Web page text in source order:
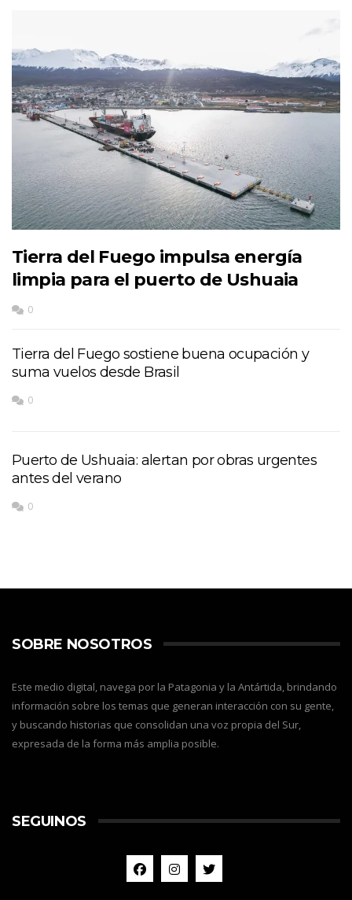
Tierra del Fuego impulsa energía
limpia para el puerto de Ushuaia
0
Tierra del Fuego sostiene buena ocupación y
suma vuelos desde Brasil
0
Puerto de Ushuaia: alertan por obras urgentes
antes del verano
0
SOBRE NOSOTROS
Este medio digital, navega por la Patagonia y la Antártida, brindando
información sobre los temas que generan interacción con su gente,
y buscando historias que consolidan una voz propia del Sur,
expresada de la forma más amplia posible.
SEGUINOS